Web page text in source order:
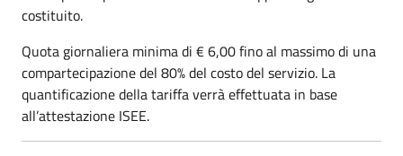
costituito.
Quota giornaliera minima di € 6,00 fino al massimo di una
compartecipazione del 80% del costo del servizio. La
quantificazione della tariffa verrà effettuata in base
all’attestazione ISEE.